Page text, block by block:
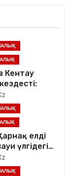
Кентау
елді
үлгідегі